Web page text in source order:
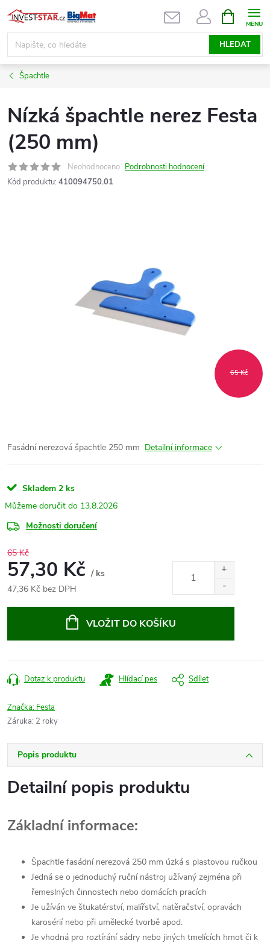
Přejít
na
obsah
HLEDAT
NÁKUPNÍ
KOŠÍK
Špachtle
Nízká špachtle nerez Festa
(250 mm)
Neohodnoceno Podrobnosti hodnocení
Kód produktu: 410094750.01
65 Kč
Fasádní nerezová špachtle 250 mm Detailní informace
Skladem 2 ks
13.8.2026
Možnosti doručení
65 Kč
57,30 Kč / ks
47,36 Kč bez DPH
VLOŽIT DO KOŠÍKU
Dotaz k produktu Hlídací pes Sdílet
Značka: Festa
Záruka: 2 roky
Popis produktu
Detailní popis produktu
Základní informace:
Špachtle fasádní nerezová 250 mm úzká s plastovou ručkou
Jedná se o jednoduchý ruční nástroj užívaný zejména při
řemeslných činnostech nebo domácích pracích
Je užíván ve štukatérství, malířství, natěračství, opravách
karosérií nebo při umělecké tvorbě apod.
Je vhodná pro roztírání sádry nebo jiných tmelících hmot či k